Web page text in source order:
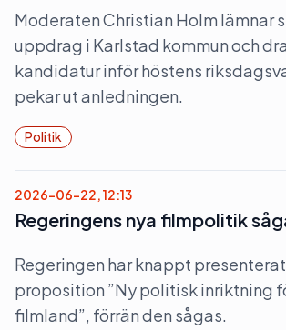
Moderaten Christian Holm lämnar
uppdrag i Karlstad kommun och
kandidatur inför höstens
pekar ut anledningen.
Politik
2026-06-22, 12:13
Regeringens nya filmpolitik
Regeringen har knappt
proposition ”Ny politisk inriktning
filmland”, förrän den sågas.